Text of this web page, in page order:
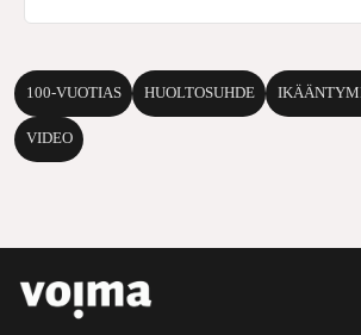
100-VUOTIAS HUOLTOSUHDE
VIDEO